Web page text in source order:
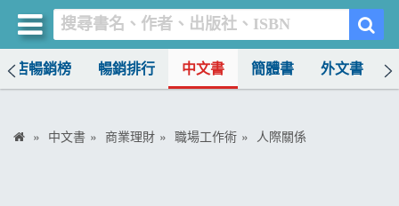
書店暢銷榜 暢銷排行 中文書 簡體書 外文書
中文書 商業理財 職場工作術 人際關係
買書網
首頁